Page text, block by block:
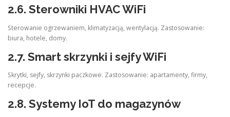
2.6. Sterowniki HVAC WiFi
Sterowanie ogrzewaniem, klimatyzacją, wentylacją. Zastosowanie:
biura, hotele, domy.
2.7. Smart skrzynki i sejfy WiFi
Skrytki, sejfy, skrzynki paczkowe. Zastosowanie: apartamenty, firmy,
recepcje.
2.8. Systemy IoT do magazynów